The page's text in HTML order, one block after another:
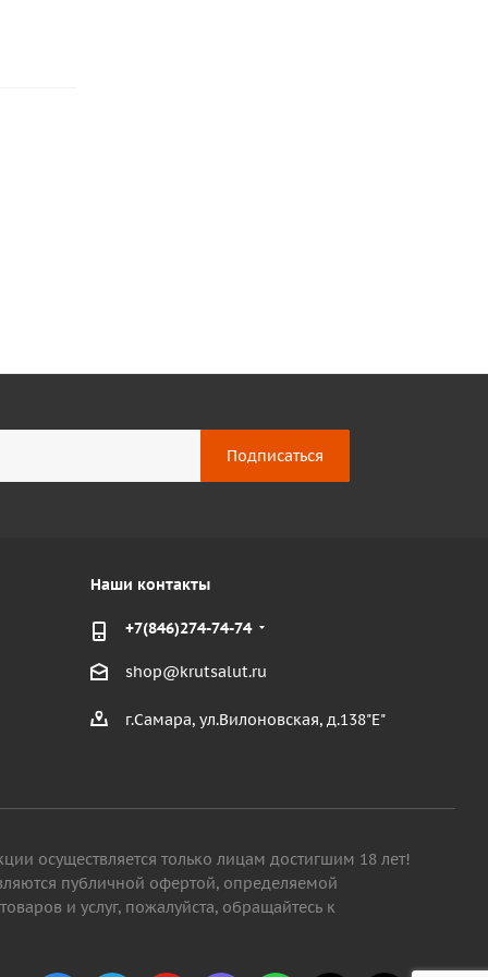
Наши контакты
+7(846)274-74-74
shop@krutsalut.ru
г.Самара, ул.Вилоновская, д.138"Е"
осуществляется только лицам достигшим 18 лет!
публичной офертой, определяемой
и услуг, пожалуйста, обращайтесь к